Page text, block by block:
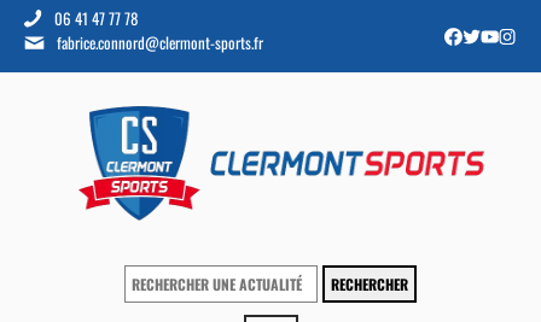
06 41 47 77 78
fabrice.connord@clermont-sports.fr